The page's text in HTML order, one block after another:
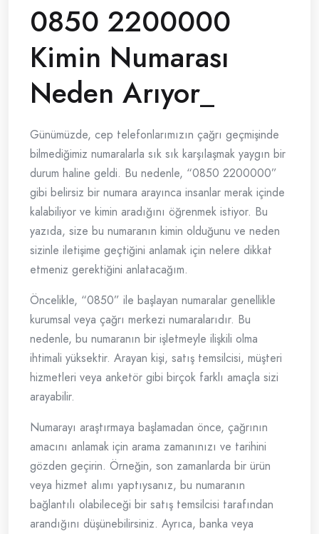
0850 2200000
Kimin Numarası
Neden Arıyor_
Günümüzde, cep telefonlarımızın çağrı geçmişinde
bilmediğimiz numaralarla sık sık karşılaşmak yaygın bir
durum haline geldi. Bu nedenle, “0850 2200000”
gibi belirsiz bir numara arayınca insanlar merak içinde
kalabiliyor ve kimin aradığını öğrenmek istiyor. Bu
yazıda, size bu numaranın kimin olduğunu ve neden
sizinle iletişime geçtiğini anlamak için nelere dikkat
etmeniz gerektiğini anlatacağım.
Öncelikle, “0850” ile başlayan numaralar genellikle
kurumsal veya çağrı merkezi numaralarıdır. Bu
nedenle, bu numaranın bir işletmeyle ilişkili olma
ihtimali yüksektir. Arayan kişi, satış temsilcisi, müşteri
hizmetleri veya anketör gibi birçok farklı amaçla sizi
arayabilir.
Numarayı araştırmaya başlamadan önce, çağrının
amacını anlamak için arama zamanınızı ve tarihini
gözden geçirin. Örneğin, son zamanlarda bir ürün
veya hizmet alımı yaptıysanız, bu numaranın
bağlantılı olabileceği bir satış temsilcisi tarafından
arandığını düşünebilirsiniz. Ayrıca, banka veya